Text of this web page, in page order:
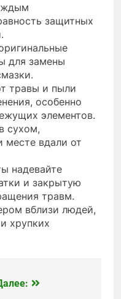
защитных
для замены
травы и пыли
особенно
элементов.
сухом,
месте вдали от
надевайте
и закрытую
травм.
вблизи людей,
хрупких